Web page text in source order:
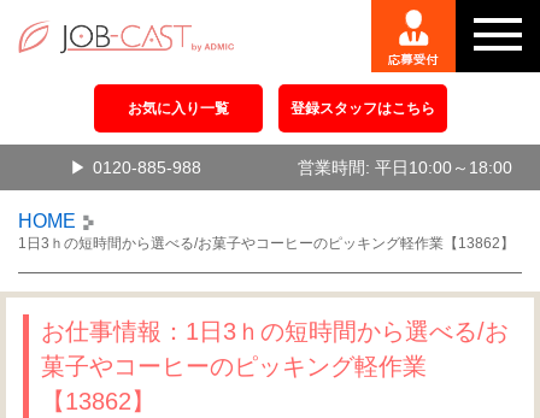
お気に入り一覧 登録スタッフはこちら
0120-885-988 営業時間: 平日10:00～18:00
HOME
1日3ｈの短時間から選べる/お菓子やコーヒーのピッキング軽作業【13862】
お仕事情報：1日3ｈの短時間から選べる/お
菓子やコーヒーのピッキング軽作業
【13862】